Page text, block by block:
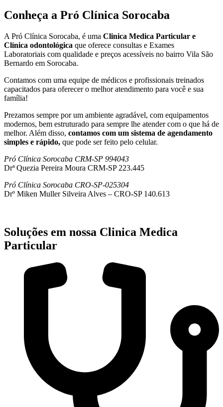
Conheça a Pró Clínica Sorocaba
A Pró Clínica Sorocaba, é uma Clinica Medica Particular e
Clínica odontológica que oferece consultas e Exames
Laboratoriais com qualidade e preços acessíveis no bairro Vila São
Bernardo em Sorocaba.
Contamos com uma equipe de médicos e profissionais treinados
capacitados para oferecer o melhor atendimento para você e sua
família!
Prezamos sempre por um ambiente agradável, com equipamentos
modernos, bem estruturado para sempre lhe atender com o que há de
melhor. Além disso, contamos com um sistema de agendamento
simples e rápido, que pode ser feito pelo celular.
Pró Clínica Sorocaba CRM-SP 994043
Drª Quezia Pereira Moura CRM-SP 223.445
Pró Clínica Sorocaba CRO-SP-025304
Drº Miken Muller Silveira Alves – CRO-SP 140.613
Soluções em nossa Clinica Medica
Particular